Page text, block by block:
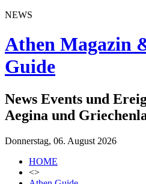
NEWS
Athen Magazin
Guide
News Events und
Aegina und
Donnerstag, 06. August 2026
HOME
<>